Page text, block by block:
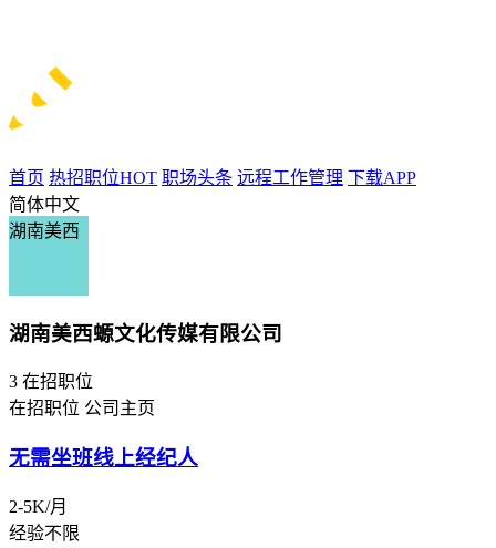
首页 热招职位HOT 职场头条 远程工作管理 下载APP
简体中文
湖南美西
湖南美西螈文化传媒有限公司
3 在招职位
在招职位 公司主页
无需坐班线上经纪人
2-5K/月
经验不限